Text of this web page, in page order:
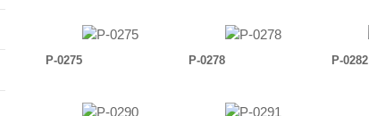
P-0275 P-0278 P-0282